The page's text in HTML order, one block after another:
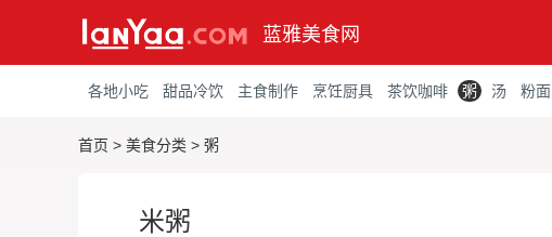
蓝雅美食网
各地小吃 甜品冷饮 主食制作 烹饪厨具 茶饮咖啡 粥 汤 粉面
首页 > 美食分类 > 粥
米粥